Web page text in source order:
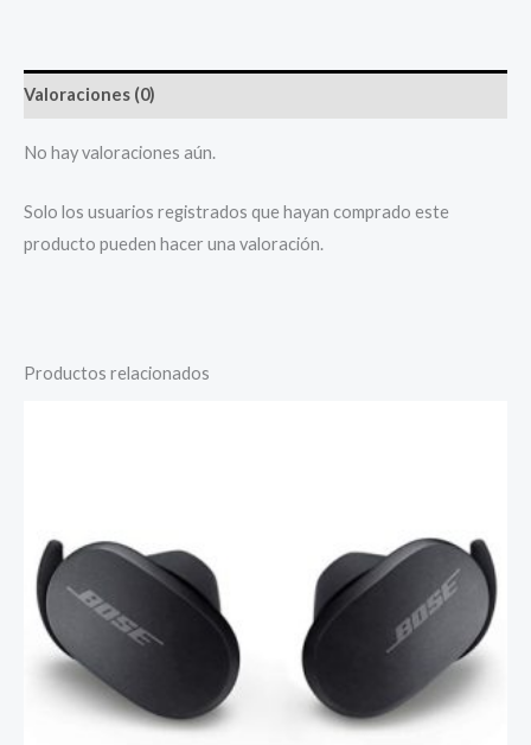
Valoraciones (0)
No hay valoraciones aún.
Solo los usuarios registrados que hayan comprado este
producto pueden hacer una valoración.
Productos relacionados